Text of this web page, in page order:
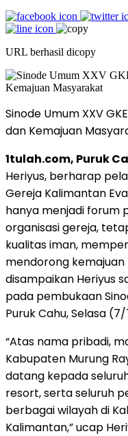
URL berhasil dicopy
Sinode Umum XXV
dan Kemajuan
1tulah.com, Puruk
Heriyus, berharap
Gereja Kalimantan
hanya menjadi forum
organisasi gereja,
kualitas iman,
mendorong
disampaikan Heriyus
pada pembukaan
Puruk Cahu, Selasa
“Atas nama pribadi,
Kabupaten Murung
datang kepada
resort, serta seluruh
berbagai wilayah di
Kalimantan,” ucap